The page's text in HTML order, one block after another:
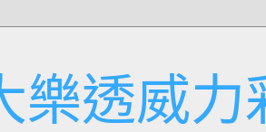
樂透威力